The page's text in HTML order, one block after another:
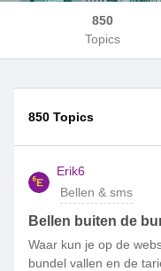
850
Topics
850 Topics
Erik6
Bellen & sms
Bellen buiten de
Waar kun je op de
bundel vallen en de